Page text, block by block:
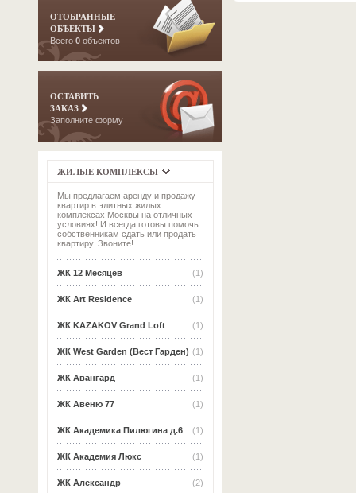
ОТОБРАННЫЕ
ОБЪЕКТЫ
Всего 0 объектов
ОСТАВИТЬ
ЗАКАЗ
Заполните форму
ЖИЛЫЕ КОМПЛЕКСЫ
Мы предлагаем аренду и продажу
квартир в элитных жилых
комплексах Москвы на отличных
условиях! И всегда готовы помочь
собственникам сдать или продать
квартиру. Звоните!
(1)
ЖК 12 Месяцев
(1)
ЖК Art Residence
(1)
ЖК KAZAKOV Grand Loft
(1)
ЖК West Garden (Вест Гарден)
(1)
ЖК Авангард
(1)
ЖК Авеню 77
(1)
ЖК Академика Пилюгина д.6
(1)
ЖК Академия Люкс
(2)
ЖК Александр